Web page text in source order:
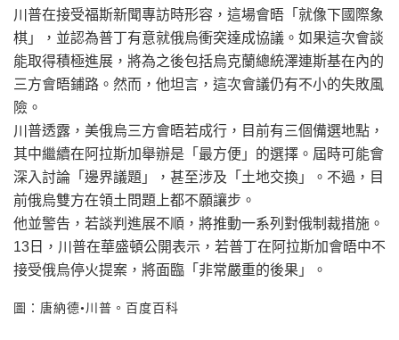
川普在接受福斯新聞專訪時形容，這場會晤「就像下國際象
棋」，並認為普丁有意就俄烏衝突達成協議。如果這次會談
能取得積極進展，將為之後包括烏克蘭總統澤連斯基在內的
三方會晤鋪路。然而，他坦言，這次會議仍有不小的失敗風
險。
川普透露，美俄烏三方會晤若成行，目前有三個備選地點，
其中繼續在阿拉斯加舉辦是「最方便」的選擇。屆時可能會
深入討論「邊界議題」，甚至涉及「土地交換」。不過，目
前俄烏雙方在領土問題上都不願讓步。
他並警告，若談判進展不順，將推動一系列對俄制裁措施。
13日，川普在華盛頓公開表示，若普丁在阿拉斯加會晤中不
接受俄烏停火提案，將面臨「非常嚴重的後果」。
圖：唐納德•川普。百度百科